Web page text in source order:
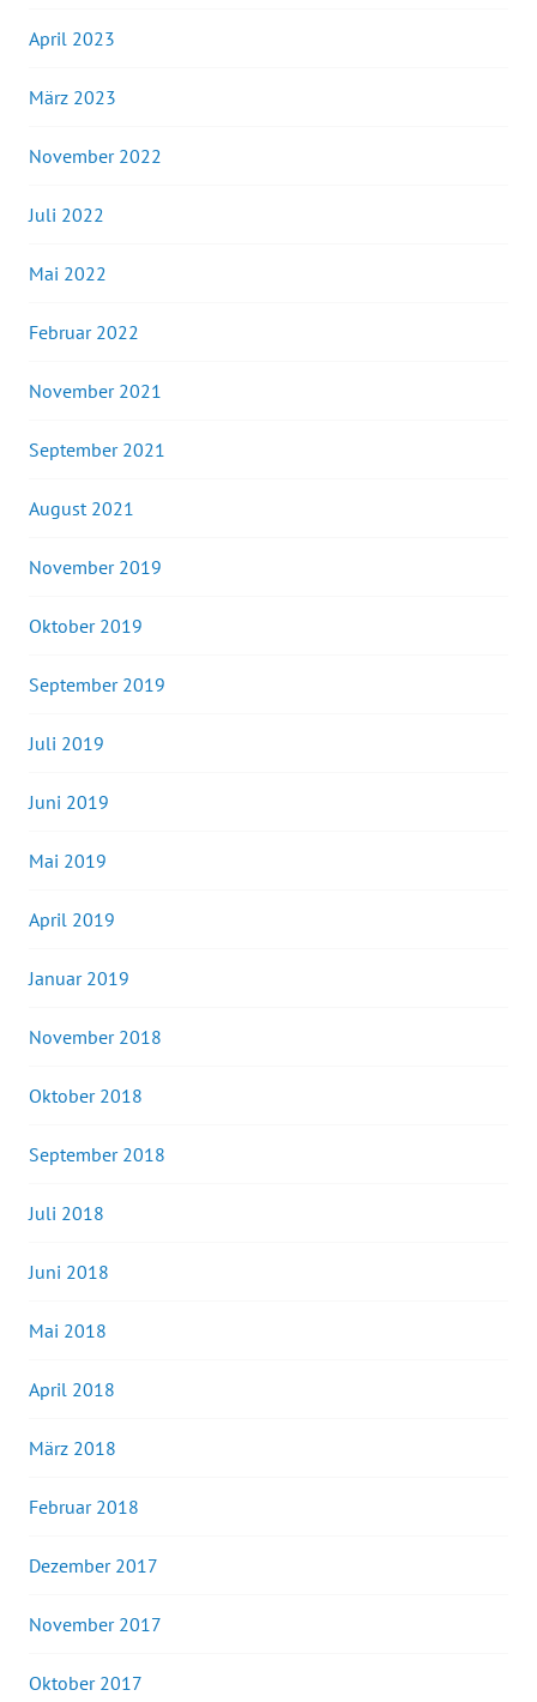
April 2023
März 2023
November 2022
Juli 2022
Mai 2022
Februar 2022
November 2021
September 2021
August 2021
November 2019
Oktober 2019
September 2019
Juli 2019
Juni 2019
Mai 2019
April 2019
Januar 2019
November 2018
Oktober 2018
September 2018
Juli 2018
Juni 2018
Mai 2018
April 2018
März 2018
Februar 2018
Dezember 2017
November 2017
Oktober 2017